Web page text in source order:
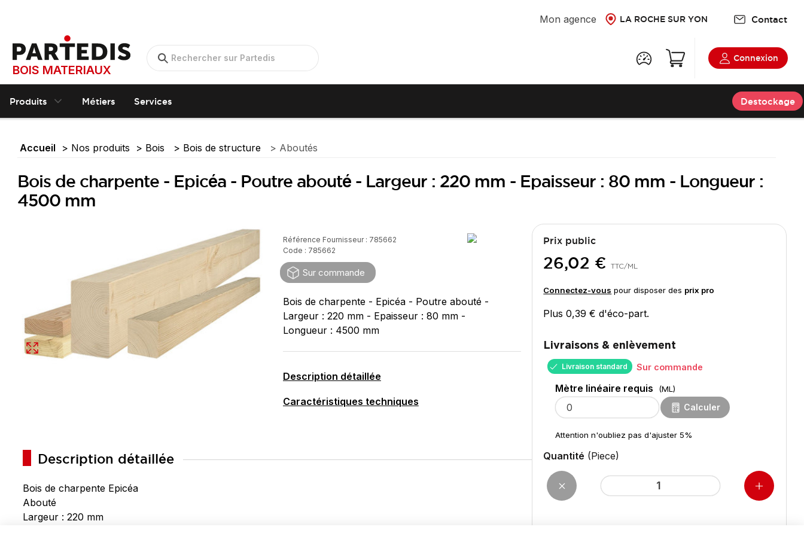
Mon agence LA ROCHE SUR YON Contact
BOIS MATERIAUX
Connexion
Produits Métiers Services Destockage
Accueil Nos produits Bois Bois de structure Aboutés
Bois de charpente - Epicéa - Poutre abouté - Largeur : 220 mm - Epaisseur : 80 mm - Longueur :
4500 mm
Référence Fournisseur : 785662
Code : 785662
Sur commande
Bois de charpente - Epicéa - Poutre abouté -
Largeur : 220 mm - Epaisseur : 80 mm -
Longueur : 4500 mm
Description détaillée
Caractéristiques techniques
Description détaillée
Bois de charpente Epicéa
Abouté
Largeur : 220 mm
Prix public
26,02 € TTC/ML
Connectez-vous pour disposer des prix pro
Plus 0,39 € d'éco-part.
Livraisons & enlèvement
Livraison standard Sur commande
Mètre linéaire requis (ML)
Calculer
Attention n'oubliez pas d'ajuster 5%
Quantité (Piece)